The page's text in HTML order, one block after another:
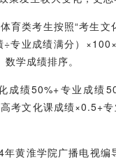
类考生按照“考生文
专业成绩满分）
学成绩排序。
50%+专业成绩
考文化课成绩×0.5+
淮学院广播电视编